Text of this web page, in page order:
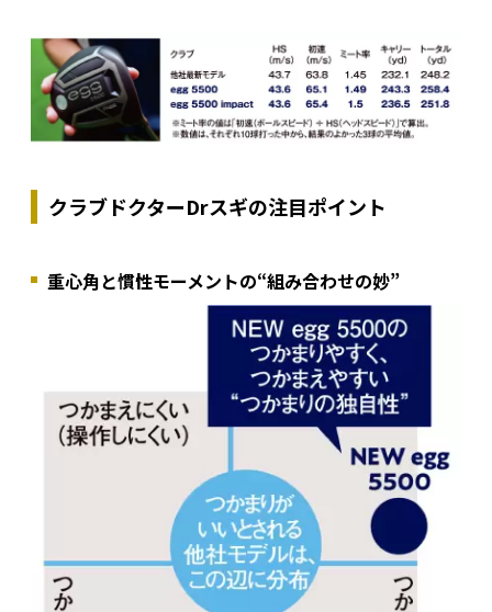
クラブドクターDrスギの注目ポイント
重心角と慣性モーメントの“組み合わせの妙”